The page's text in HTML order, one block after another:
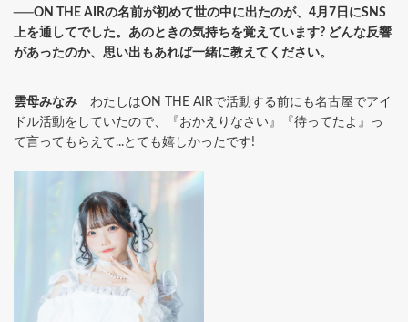
──ON THE AIRの名前が初めて世の中に出たのが、4月7日にSNS
上を通してでした。あのときの気持ちを覚えています? どんな反響
があったのか、思い出もあれば一緒に教えてください。
雲母みなみ わたしはON THE AIRで活動する前にも名古屋でアイ
ドル活動をしていたので、『おかえりなさい』『待ってたよ』っ
て言ってもらえて...とても嬉しかったです!